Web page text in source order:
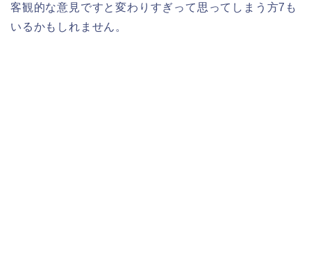
客観的な意見ですと変わりすぎって思ってしまう方7も
いるかもしれません。